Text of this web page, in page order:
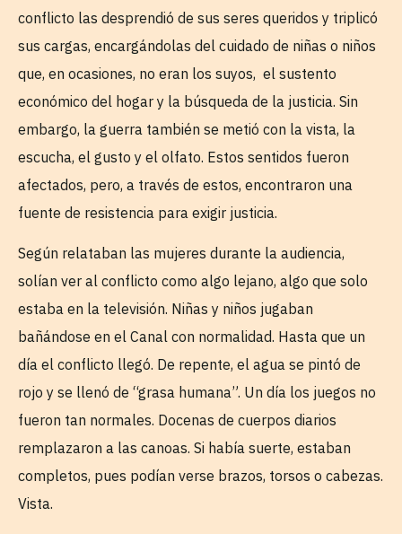
conflicto las desprendió de sus seres queridos y triplicó
sus cargas, encargándolas del cuidado de niñas o niños
que, en ocasiones, no eran los suyos, el sustento
económico del hogar y la búsqueda de la justicia. Sin
embargo, la guerra también se metió con la vista, la
escucha, el gusto y el olfato. Estos sentidos fueron
afectados, pero, a través de estos, encontraron una
fuente de resistencia para exigir justicia.
Según relataban las mujeres durante la audiencia,
solían ver al conflicto como algo lejano, algo que solo
estaba en la televisión. Niñas y niños jugaban
bañándose en el Canal con normalidad. Hasta que un
día el conflicto llegó. De repente, el agua se pintó de
rojo y se llenó de “grasa humana”. Un día los juegos no
fueron tan normales. Docenas de cuerpos diarios
remplazaron a las canoas. Si había suerte, estaban
completos, pues podían verse brazos, torsos o cabezas.
Vista.